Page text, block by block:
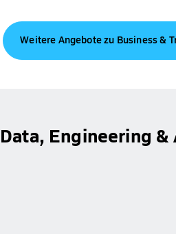
Weitere Angebote zu Business &
Data, Engineering &